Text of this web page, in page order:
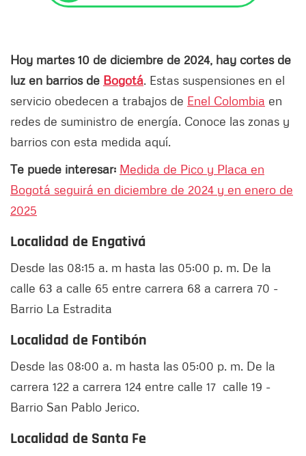
Hoy martes 10 de diciembre de 2024, hay cortes de
luz en barrios de Bogotá. Estas suspensiones en el
servicio obedecen a trabajos de Enel Colombia en
redes de suministro de energía. Conoce las zonas y
barrios con esta medida aquí.
Te puede interesar: Medida de Pico y Placa en
Bogotá seguirá en diciembre de 2024 y en enero de
2025
Localidad de Engativá
Desde las 08:15 a. m hasta las 05:00 p. m. De la
calle 63 a calle 65 entre carrera 68 a carrera 70 -
Barrio La Estradita
Localidad de Fontibón
Desde las 08:00 a. m hasta las 05:00 p. m. De la
carrera 122 a carrera 124 entre calle 17 calle 19 -
Barrio San Pablo Jerico.
Localidad de Santa Fe